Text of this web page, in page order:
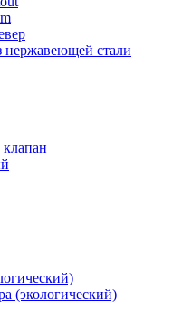
стали
(экологический)